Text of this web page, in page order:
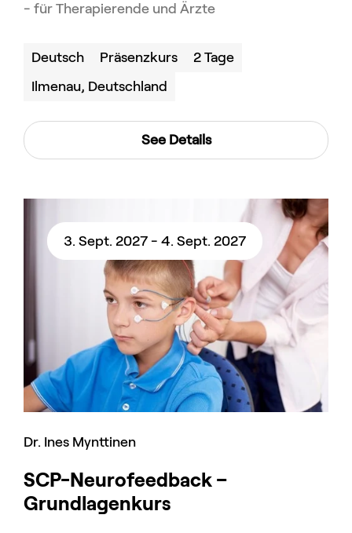
- für Therapierende und Ärzte
Deutsch
Präsenzkurs
Ilmenau, Deutschland
2 Tage
See Details
3. Sept. 2027 - 4. Sept. 2027
Dr. Ines Mynttinen
SCP-Neurofeedback –
Grundlagenkurs